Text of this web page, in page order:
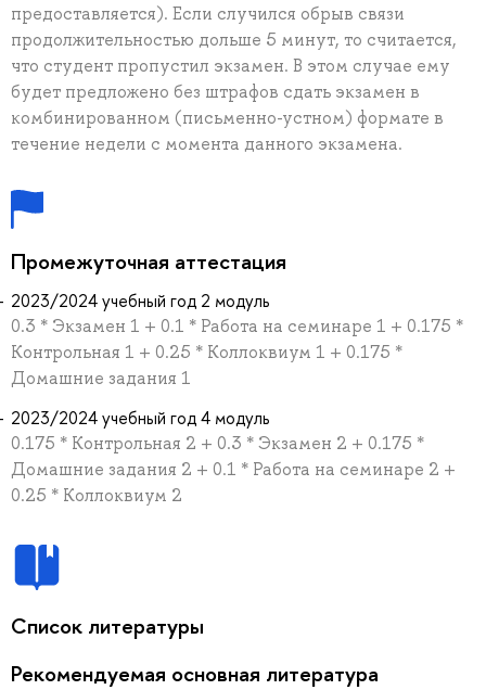
предоставляется). Если случился обрыв связи
продолжительностью дольше 5 минут, то считается,
что студент пропустил экзамен. В этом случае ему
будет предложено без штрафов сдать экзамен в
комбинированном (письменно-устном) формате в
течение недели с момента данного экзамена.
Промежуточная аттестация
2023/2024 учебный год 2 модуль
0.3 * Экзамен 1 + 0.1 * Работа на семинаре 1 + 0.175 *
Контрольная 1 + 0.25 * Коллоквиум 1 + 0.175 *
Домашние задания 1
2023/2024 учебный год 4 модуль
0.175 * Контрольная 2 + 0.3 * Экзамен 2 + 0.175 *
Домашние задания 2 + 0.1 * Работа на семинаре 2 +
0.25 * Коллоквиум 2
Список литературы
Рекомендуемая основная литература